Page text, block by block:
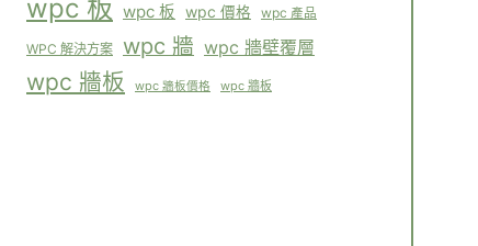
wpc 板 wpc 板 wpc 價格 wpc 產品
WPC 解決方案 wpc 牆 wpc 牆壁覆層
wpc 牆板 wpc 牆板價格 wpc 牆板